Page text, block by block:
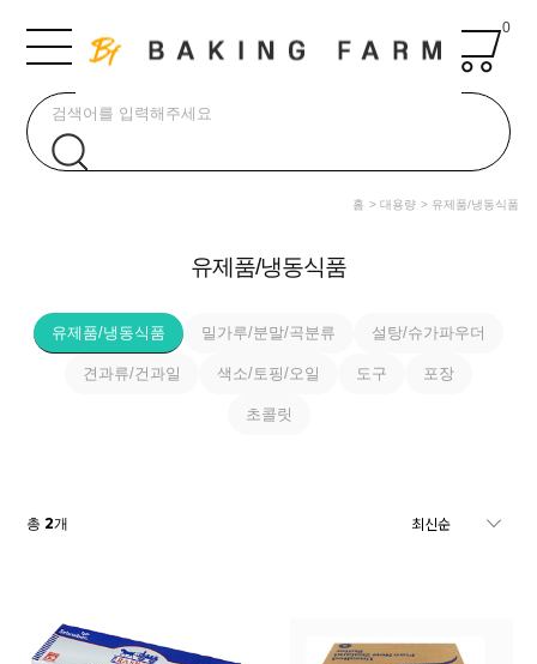
0
홈 대용량 유제품/냉동식품
유제품/냉동식품
유제품/냉동식품 밀가루/분말/곡분류 설탕/슈가파우더
견과류/건과일 색소/토핑/오일 도구 포장
초콜릿
총2개